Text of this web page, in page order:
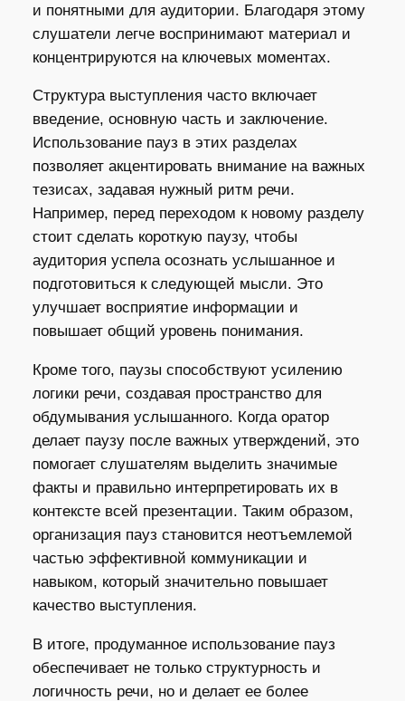
и понятными для аудитории. Благодаря этому
слушатели легче воспринимают материал и
концентрируются на ключевых моментах.
Структура выступления часто включает
введение, основную часть и заключение.
Использование пауз в этих разделах
позволяет акцентировать внимание на важных
тезисах, задавая нужный ритм речи.
Например, перед переходом к новому разделу
стоит сделать короткую паузу, чтобы
аудитория успела осознать услышанное и
подготовиться к следующей мысли. Это
улучшает восприятие информации и
повышает общий уровень понимания.
Кроме того, паузы способствуют усилению
логики речи, создавая пространство для
обдумывания услышанного. Когда оратор
делает паузу после важных утверждений, это
помогает слушателям выделить значимые
факты и правильно интерпретировать их в
контексте всей презентации. Таким образом,
организация пауз становится неотъемлемой
частью эффективной коммуникации и
навыком, который значительно повышает
качество выступления.
В итоге, продуманное использование пауз
обеспечивает не только структурность и
логичность речи, но и делает ее более